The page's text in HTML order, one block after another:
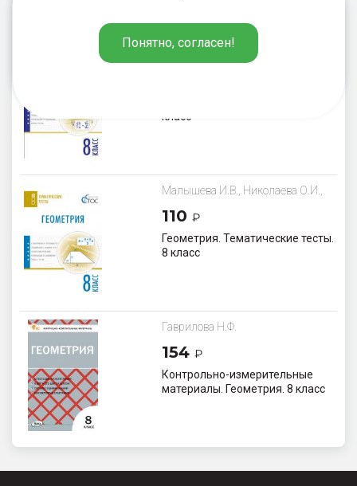
класс
Малышева И.В., Николаева О.И.,
110 ₽
Геометрия. Тематические тесты.
8 класс
Гаврилова Н.Ф.
154 ₽
Контрольно-измерительные
материалы. Геометрия. 8 класс
Понятно, согласен!